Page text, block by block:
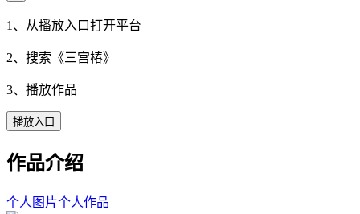
1、从播放入口打开平台
2、搜索《三宫椿》
3、播放作品
播放入口
作品介绍
个人图片个人作品